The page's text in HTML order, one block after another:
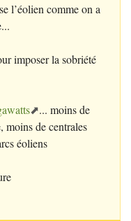
l’éolien comme on a
imposer la sobriété
... moins de
moins de centrales
éoliens